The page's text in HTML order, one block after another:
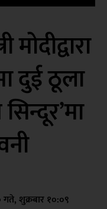
मोदीद्वारा
दुई ठूला
गते, शुक्रबार १०:०९